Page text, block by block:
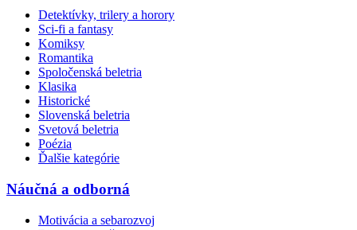
Detektívky, trilery a horory
Sci-fi a fantasy
Komiksy
Romantika
Spoločenská beletria
Klasika
Historické
Slovenská beletria
Svetová beletria
Poézia
Ďalšie kategórie
Náučná a odborná
Motivácia a sebarozvoj